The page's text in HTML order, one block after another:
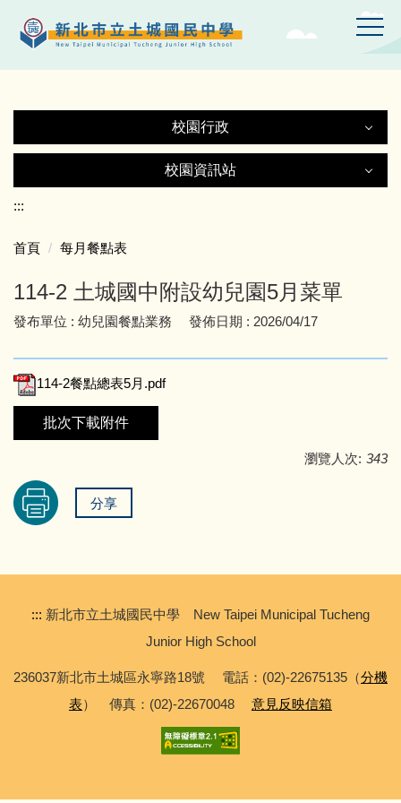
到
要
容
校園行政
附設幼兒園
師生園地
資訊服務
學校規章彙編
校園資訊站
土中YT頻道
線上設備報修
專科教室登記
學校會議記錄
:::
首頁 每月餐點表
114-2 土城國中附設幼兒園5月菜單
發布單位 : 幼兒園餐點業務 發佈日期 : 2026/04/17
114-2餐點總表5月.pdf
批次下載附件
瀏覽人次: 343
分享
::: 新北市立土城國民中學 New Taipei Municipal Tucheng
Junior High School
236037新北市土城區永寧路18號 電話：(02)-22675135（分機
表） 傳真：(02)-22670048 意見反映信箱